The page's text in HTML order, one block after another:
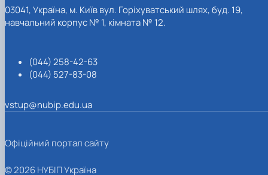
03041, Україна, м. Київ вул. Горіхуватський шлях, буд. 19,
навчальний корпус № 1, кімната № 12.
(044) 258-42-63
(044) 527-83-08
vstup@nubip.edu.ua
Офіційний портал сайту
© 2026 НУБІП Україна